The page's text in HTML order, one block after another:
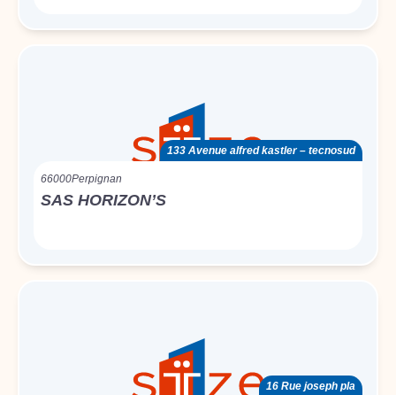
133 Avenue alfred kastler – tecnosud
66000Perpignan
SAS HORIZON’S
16 Rue joseph pla